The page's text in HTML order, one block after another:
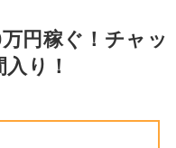
円稼ぐ！チャッ
り！